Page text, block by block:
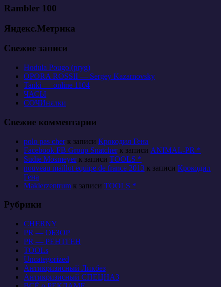
Rambler 100
Яндекс.Метрика
Свежие записи
Hodula Pougo (pryg)
OPORA ROSSII — Sergey Kazarnovsky
Tanki — online 1104
ЧАСЫ
СОЧИнялки
Свежие комментарии
polo pas cherк записи Крокодил Гена
Facebook FB Group Snatcherк записи ANIMAL-PR *
Sudie Mosmeyerк записи TOOLS *
nouveau maillot equipe de france 2013 к записи Крокодил
Гена
Maklerzentrum к записи TOOLS *
Рубрики
CHERNY
PR — ОБЗОР
PR — РЕНТГЕН
TOOLs
Uncategorized
Антикризисный Ликбез
Антикризисный СПЕЦНАЗ